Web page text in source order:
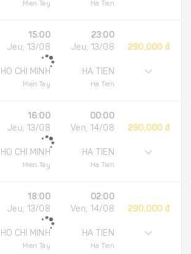
Mien Tay Ha Tien
15:00
Jeu, 13/08
HO CHI MINH
Mien Tay
23:00
Jeu, 13/08
HA TIEN
Ha Tien
290,000 đ
16:00
Jeu, 13/08
HO CHI MINH
Mien Tay
00:00
Ven, 14/08
HA TIEN
Ha Tien
290,000 đ
18:00
Jeu, 13/08
HO CHI MINH
Mien Tay
02:00
Ven, 14/08
HA TIEN
Ha Tien
290,000 đ